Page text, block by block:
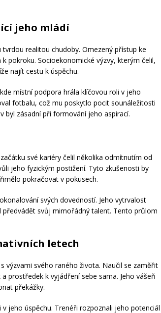
jeho mládí
realitou chudoby. Omezený přístup ke
pokroku. Socioekonomické výzvy, kterým čelil,
najít cestu k úspěchu.
místní podpora hrála klíčovou roli v jeho
fotbalu, což mu poskytlo pocit sounáležitosti
byl zásadní při formování jeho aspirací.
své kariéry čelil několika odmítnutím od
jeho fyzickým postižení. Tyto zkušenosti by
pokračovat v pokusech.
svých dovedností. Jeho vytrvalost
svůj mimořádný talent. Tento průlom
letech
výzvami svého raného života. Naučil se zaměřit
prostředek k vyjádření sebe sama. Jeho vášeň
překážky.
jeho úspěchu. Trenéři rozpoznali jeho potenciál